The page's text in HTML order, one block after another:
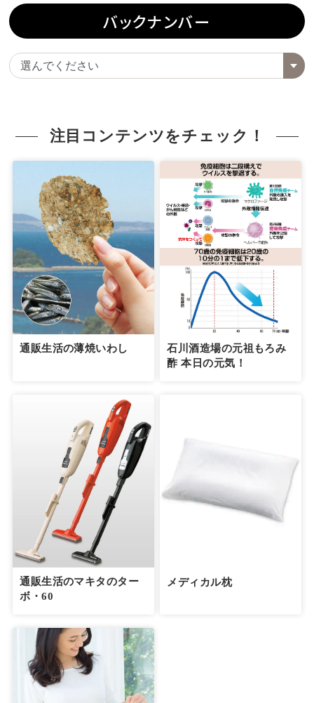
バックナンバー
注目コンテンツをチェック！
通販生活の薄焼いわし
石川酒造場の元祖もろみ
酢 本日の元気！
通販生活のマキタのター
ボ・60
メディカル枕